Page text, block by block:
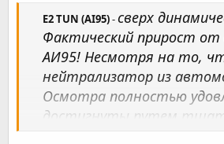
н
и
я
E2 TUN (AI95)-сверх
Фактический прирост от
АИ95! Несмотря на то,
нейтрализатор из
Осмотра полностью
достигнуты путем